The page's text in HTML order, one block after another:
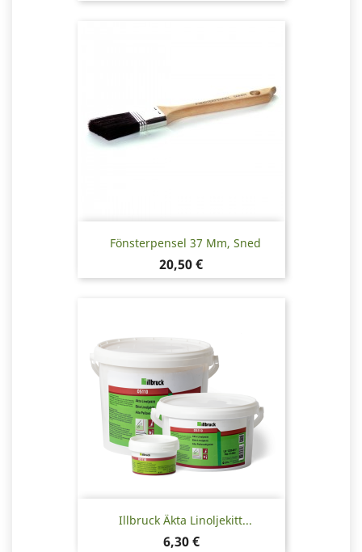
Fönsterpensel 37 Mm, Sned
Pris
20,50 €
Illbruck Äkta Linoljekitt...
Pris
6,30 €